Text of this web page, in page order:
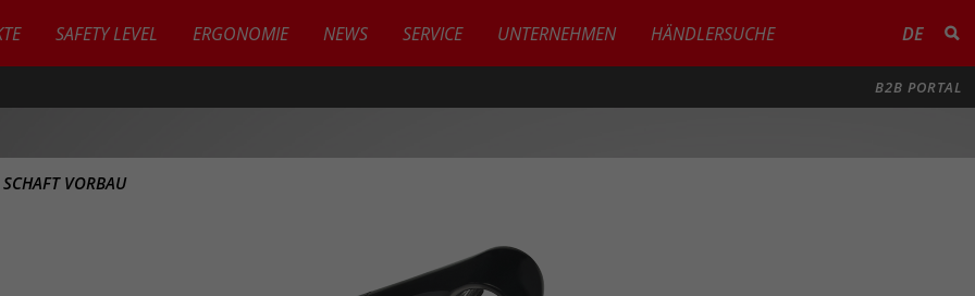
SAFETY LEVEL ERGONOMIE NEWS SERVICE UNTERNEHMEN HÄNDLERSUCHE DE
B2B PORTAL
SCHAFT VORBAU